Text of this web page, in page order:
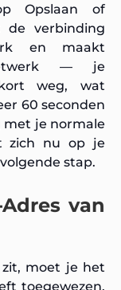
Opslaan of
de verbinding
en maakt
— je
weg, wat
60 seconden
met je normale
zich nu op je
stap.
van
moet je het
toegewezen,